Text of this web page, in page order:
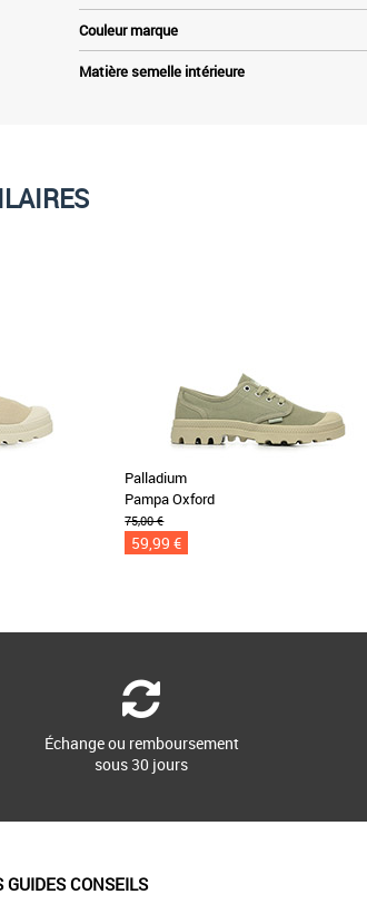
Couleur marque
Matière semelle intérieure
Palladium
Pampa Oxford
75,00 €
59,99 €
Échange ou remboursement
sous 30 jours
GUIDES CONSEILS